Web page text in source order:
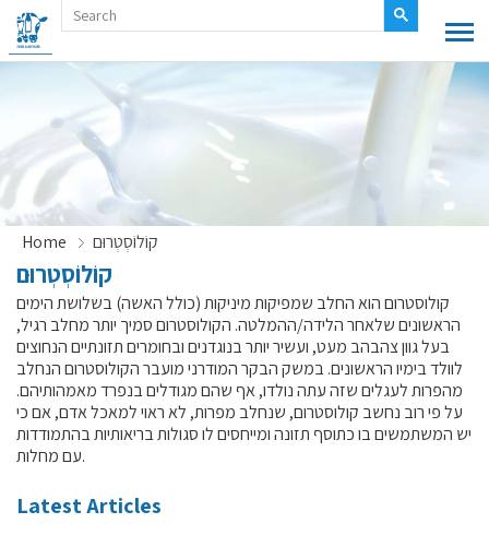
Home קוֹלוֹסְטְרוּם
קוֹלוֹסְטְרוּם
קולוסטרום הוא החלב שמפיקות מיניקות (כולל האשה) בשלושת הימים
הראשונים שלאחר הלידה/ההמלטה. הקולוסטרום סמיך יותר מחלב רגיל,
בעל גוון צהבהב מעט, ועשיר יותר בנוגדנים ובחומרים תזונתיים הנחוצים
לוולד בימיו הראשונים. במשק הבקר המודרני מועבר הקולוסטרום הנחלב
מהפרות לעגלים שזה עתה נולדו, אף שהם מגודלים בנפרד מאמהותיהם.
על פי רוב נחשב קולוסטרום, שנחלב מפרות, לא ראוי למאכל אדם, אם כי
יש המשתמשים בו כתוסף תזונה ומייחסים לו סגולות בריאותיות בהתמודדות
עם מחלות.
Latest Articles